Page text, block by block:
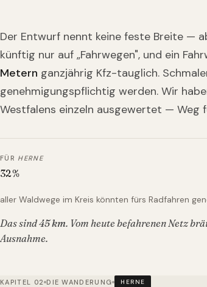
Der Entwurf nennt keine feste Breite —
künftig nur auf „Fahrwegen", und ein
Metern ganzjährig Kfz-tauglich.
genehmigungspflichtig werden. Wir
Westfalens einzeln ausgewertet — Weg
FÜR HERNE
32%
aller Waldwege im Kreis könnten fürs Radfahren
Das sind45km. Vom heute befahrenen Netz
Ausnahme.
KAPITEL 02 DIE WANDERUNG HERNE